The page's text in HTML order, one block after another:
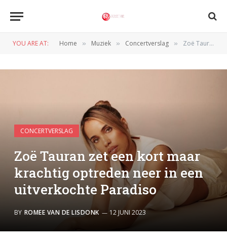
YOU ARE AT: Home » Muziek » Concertverslag » Zoë Tauran zet een kort maar krachtig optreden neer in een uitverkochte Paradiso
CONCERTVERSLAG
Zoë Tauran zet een kort maar
krachtig optreden neer in een
uitverkochte Paradiso
BY ROMEE VAN DE LISDONK 12 JUNI 2023